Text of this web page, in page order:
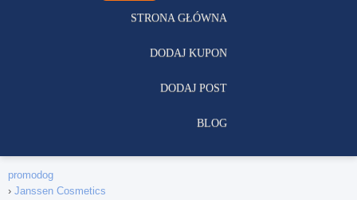
STRONA GŁÓWNA
DODAJ KUPON
DODAJ POST
BLOG
promodog
› Janssen Cosmetics